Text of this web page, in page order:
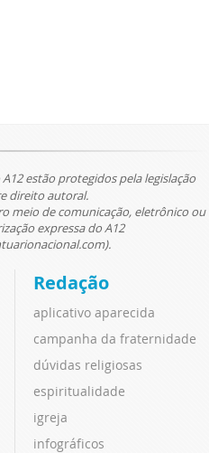
estão protegidos pela legislação
direito autoral.
meio de comunicação, eletrônico ou
expressa do A12
Redação
aplicativo aparecida
campanha da fraternidade
dúvidas religiosas
espiritualidade
igreja
infográficos